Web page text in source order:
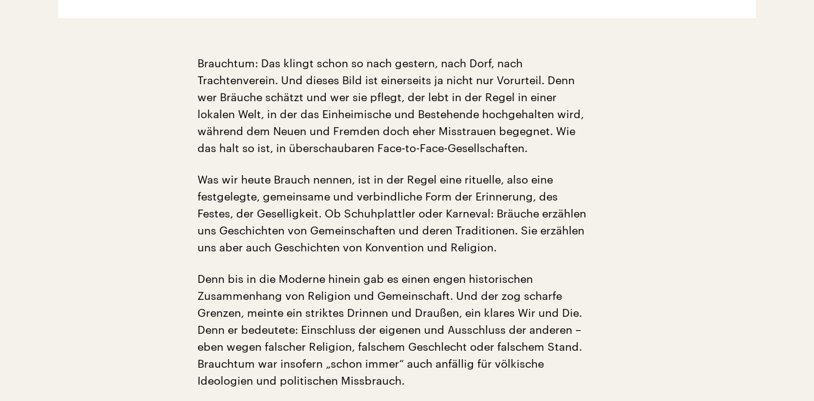
Brauchtum: Das klingt schon so nach gestern, nach Dorf, nach
Trachtenverein. Und dieses Bild ist einerseits ja nicht nur Vorurteil. Denn
wer Bräuche schätzt und wer sie pflegt, der lebt in der Regel in einer
lokalen Welt, in der das Einheimische und Bestehende hochgehalten wird,
während dem Neuen und Fremden doch eher Misstrauen begegnet. Wie
das halt so ist, in überschaubaren Face-to-Face-Gesellschaften.
Was wir heute Brauch nennen, ist in der Regel eine rituelle, also eine
festgelegte, gemeinsame und verbindliche Form der Erinnerung, des
Festes, der Geselligkeit. Ob Schuhplattler oder Karneval: Bräuche erzählen
uns Geschichten von Gemeinschaften und deren Traditionen. Sie erzählen
uns aber auch Geschichten von Konvention und Religion.
Denn bis in die Moderne hinein gab es einen engen historischen
Zusammenhang von Religion und Gemeinschaft. Und der zog scharfe
Grenzen, meinte ein striktes Drinnen und Draußen, ein klares Wir und Die.
Denn er bedeutete: Einschluss der eigenen und Ausschluss der anderen –
eben wegen falscher Religion, falschem Geschlecht oder falschem Stand.
Brauchtum war insofern „schon immer“ auch anfällig für völkische
Ideologien und politischen Missbrauch.